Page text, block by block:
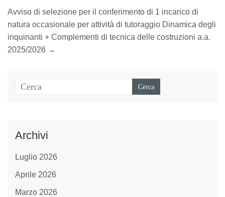
Avviso di selezione per il conferimento di 1 incarico di
natura occasionale per attività di tutoraggio Dinamica degli
inquinanti + Complementi di tecnica delle costruzioni a.a.
2025/2026 →
Archivi
Luglio 2026
Aprile 2026
Marzo 2026